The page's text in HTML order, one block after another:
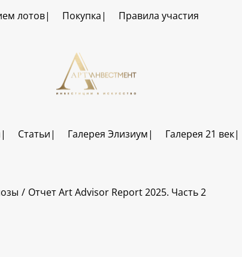
лотов Покупка Правила участия
Статьи Галерея Элизиум Галерея 21 век
Отчет Art Advisor Report 2025. Часть 2